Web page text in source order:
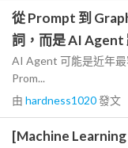
從 Prompt 到
詞，而是 AI Agent
AI Agent 可能是近年
Prom...
由 hardness1020發文
[Machine